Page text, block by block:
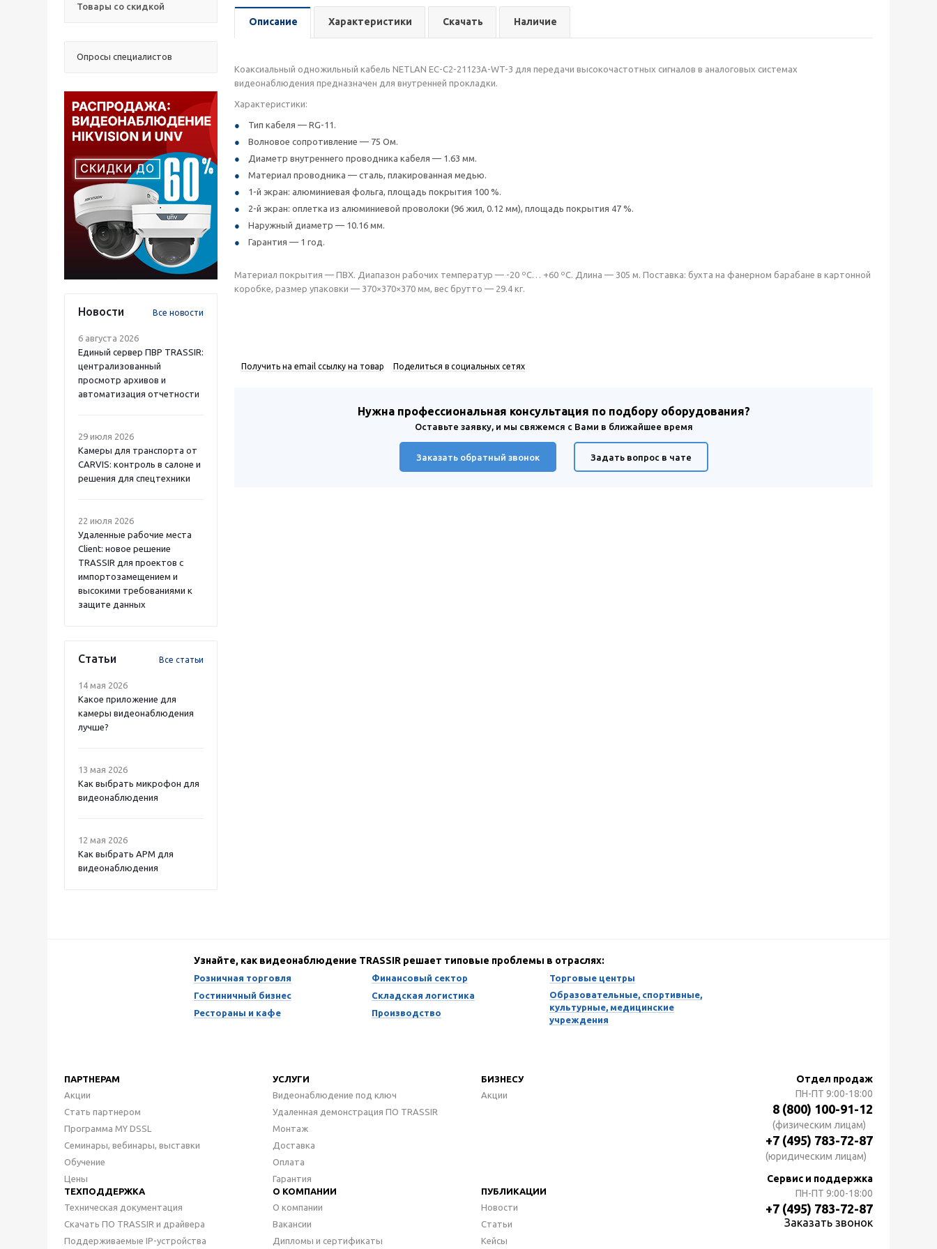
Товары со скидкой
Опросы специалистов
Новости Все новости
6 августа 2026
Единый сервер ПВР TRASSIR:
централизованный
просмотр архивов и
автоматизация отчетности
29 июля 2026
Камеры для транспорта от
CARVIS: контроль в салоне и
решения для спецтехники
22 июля 2026
Удаленные рабочие места
Client: новое решение
TRASSIR для проектов с
импортозамещением и
высокими требованиями к
защите данных
Статьи Все статьи
14 мая 2026
Какое приложение для
камеры видеонаблюдения
лучше?
13 мая 2026
Как выбрать микрофон для
видеонаблюдения
12 мая 2026
Как выбрать APM для
видеонаблюдения
Описание Характеристики Скачать Наличие
Коаксиальный одножильный кабель NETLAN EC-C2-21123A-WT-3 для передачи высокочастотных сигналов в аналоговых системах
видеонаблюдения предназначен для внутренней прокладки.
Характеристики:
Тип кабеля — RG-11.
Волновое сопротивление — 75 Ом.
Диаметр внутреннего проводника кабеля — 1.63 мм.
Материал проводника — сталь, плакированная медью.
1-й экран: алюминиевая фольга, площадь покрытия 100 %.
2-й экран: оплетка из алюминиевой проволоки (96 жил, 0.12 мм), площадь покрытия 47 %.
Наружный диаметр — 10.16 мм.
Гарантия — 1 год.
Материал покрытия — ПВХ. Диапазон рабочих температур — -20 ºС… +60 ºС. Длина — 305 м. Поставка: бухта на фанерном барабане в картонной
коробке, размер упаковки — 370×370×370 мм, вес брутто — 29.4 кг.
Получить на email ссылку на товар Поделиться в социальных сетях
Нужна профессиональная консультация по подбору оборудования?
Оставьте заявку, и мы свяжемся с Вами в ближайшее время
Заказать обратный звонок Задать вопрос в чате
Узнайте, как видеонаблюдение TRASSIR решает типовые проблемы в отраслях:
Розничная торговля
Гостиничный бизнес
Рестораны и кафе
Финансовый сектор
Складская логистика
Производство
Торговые центры
Образовательные, спортивные,
культурные, медицинские
учреждения
ПАРТНЕРАМ
Акции
Стать партнером
Программа MY DSSL
Семинары, вебинары, выставки
Обучение
Цены
УСЛУГИ
Видеонаблюдение под ключ
Удаленная демонстрация ПО TRASSIR
Монтаж
Доставка
Оплата
Гарантия
БИЗНЕСУ
Акции
ТЕХПОДДЕРЖКА
Техническая документация
Скачать ПО TRASSIR и драйвера
Поддерживаемые IP-устройства
О КОМПАНИИ
О компании
Вакансии
Дипломы и сертификаты
ПУБЛИКАЦИИ
Новости
Статьи
Кейсы
Отдел продаж
ПН-ПТ 9:00-18:00
8 (800) 100-91-12
(физическим лицам)
+7 (495) 783-72-87
(юридическим лицам)
Сервис и поддержка
ПН-ПТ 9:00-18:00
+7 (495) 783-72-87
Заказать звонок